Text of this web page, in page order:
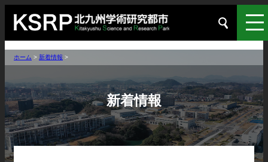
ホーム >新着情報 >
新着情報